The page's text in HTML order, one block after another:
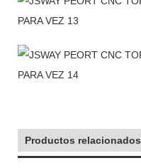
Productos relacionados